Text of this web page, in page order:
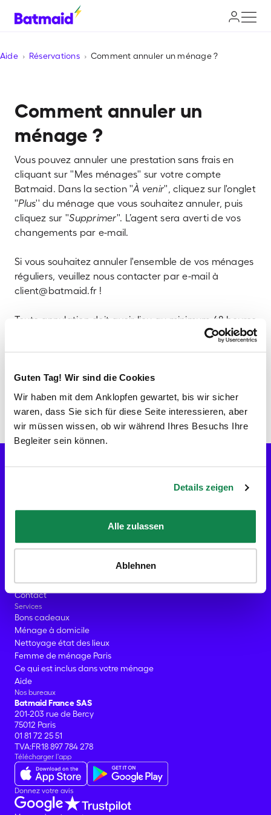
Guten Tag! Wir sind die Cookies
Wir haben mit dem Anklopfen gewartet, bis wir sicher
waren, dass Sie sich für diese Seite interessieren, aber
wir müssen wissen, ob wir während Ihres Besuchs Ihre
Begleiter sein können.
Details zeigen
Alle zulassen
Ablehnen
Aide Réservations Comment annuler un ménage ?
Comment annuler un
ménage ?
Vous pouvez annuler une prestation sans frais en
cliquant sur ''Mes ménages'' sur votre compte
Batmaid. Dans la section ''À venir'', cliquez sur l'onglet
''Plus'' du ménage que vous souhaitez annuler, puis
cliquez sur ''Supprimer''. L’agent sera averti de vos
changements par e-mail.
Si vous souhaitez annuler l'ensemble de vos ménages
réguliers, veuillez nous contacter par e-mail à
client@batmaid.fr !
Toute annulation doit avoir lieu au minimum 48 heures
avant l’exécution du ménage en question pour éviter
Pour plus de détails, veuillez consulter nos
d’annulation''
Devenir Batmaid
Contact presse
Contact
Services
Bons cadeaux
Ménage à domicile
Nettoyage état des lieux
Femme de ménage Paris
Ce qui est inclus dans votre ménage
Aide
Nos bureaux
Batmaid France SAS
201-203 rue de Bercy
75012 Paris
01 81 72 25 51
TVA:FR18 897 784 278
Télécharger l'app
Donnez votre avis